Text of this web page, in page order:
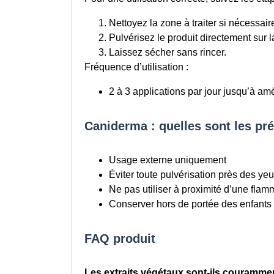
Nettoyez la zone à traiter si
Pulvérisez le produit directement sur
Laissez sécher sans rincer.
Fréquence d’utilisation :
2 à 3 applications par jour jusqu’à
Caniderma : quelles sont les
Usage externe uniquement
Éviter toute pulvérisation près des
Ne pas utiliser à proximité d’une
Conserver hors de portée des enfants
FAQ produit